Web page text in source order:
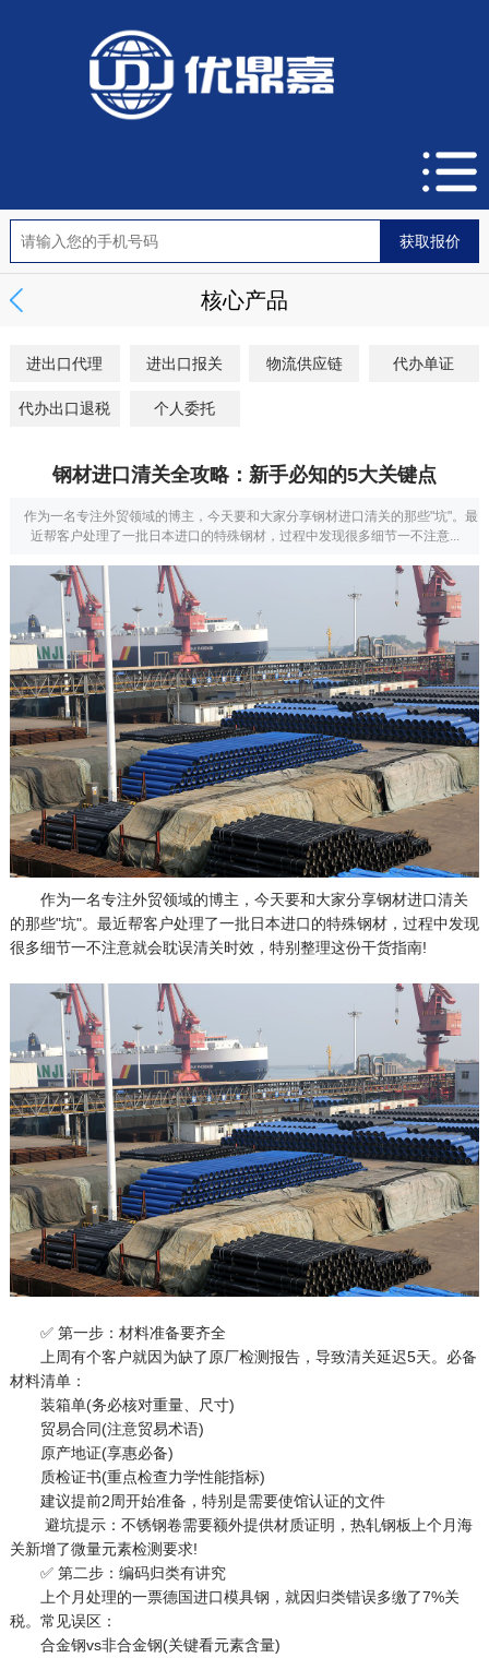
核心产品
进出口代理 进出口报关 物流供应链 代办单证
代办出口退税 个人委托
钢材进口清关全攻略：新手必知的5大关键点
作为一名专注外贸领域的博主，今天要和大家分享钢材进口清关的那些"坑"。最
近帮客户处理了一批日本进口的特殊钢材，过程中发现很多细节一不注意...
作为一名专注外贸领域的博主，今天要和大家分享钢材进口清关
的那些"坑"。最近帮客户处理了一批日本进口的特殊钢材，过程中发现
很多细节一不注意就会耽误清关时效，特别整理这份干货指南!
✅ 第一步：材料准备要齐全
上周有个客户就因为缺了原厂检测报告，导致清关延迟5天。必备
材料清单：
装箱单(务必核对重量、尺寸)
贸易合同(注意贸易术语)
原产地证(享惠必备)
质检证书(重点检查力学性能指标)
建议提前2周开始准备，特别是需要使馆认证的文件
避坑提示：不锈钢卷需要额外提供材质证明，热轧钢板上个月海
关新增了微量元素检测要求!
✅ 第二步：编码归类有讲究
上个月处理的一票德国进口模具钢，就因归类错误多缴了7%关
税。常见误区：
合金钢vs非合金钢(关键看元素含量)